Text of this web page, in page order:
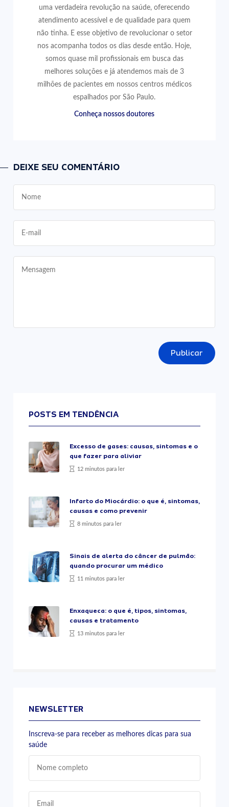
uma verdadeira revolução na saúde, oferecendo
atendimento acessível e de qualidade para quem
não tinha. E esse objetivo de revolucionar o setor
nos acompanha todos os dias desde então. Hoje,
somos quase mil profissionais em busca das
melhores soluções e já atendemos mais de 3
milhões de pacientes em nossos centros médicos
espalhados por São Paulo.
Conheça nossos doutores
DEIXE SEU COMENTÁRIO
Publicar
POSTS EM TENDÊNCIA
Excesso de gases: causas, sintomas e o
que fazer para aliviar
12 minutos para ler
Infarto do Miocárdio: o que é, sintomas,
causas e como prevenir
8 minutos para ler
Sinais de alerta do câncer de pulmão:
quando procurar um médico
11 minutos para ler
Enxaqueca: o que é, tipos, sintomas,
causas e tratamento
13 minutos para ler
NEWSLETTER
Inscreva-se para receber as melhores dicas para sua
saúde